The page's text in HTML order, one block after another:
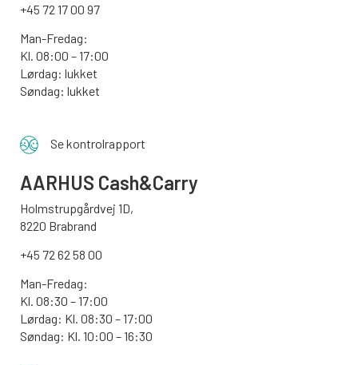
+45 72 17 00 97
Man-Fredag:
Kl. 08:00 – 17:00
Lørdag: lukket
Søndag: lukket
Se kontrolrapport
AARHUS Cash&Carry
Holmstrupgårdvej 1D,
8220 Brabrand
+45 72 62 58 00
Man-Fredag:
Kl. 08:30 – 17:00
Lørdag: Kl. 08:30 – 17:00
Søndag: Kl. 10:00 – 16:30